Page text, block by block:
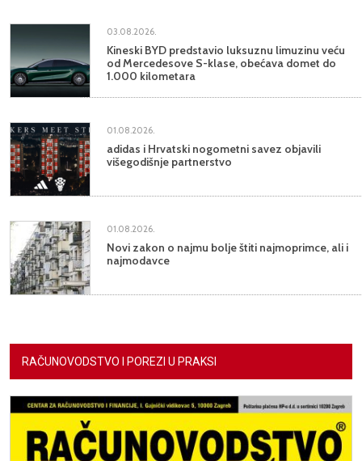
03.08.2026.
Kineski BYD predstavio luksuznu limuzinu veću
od Mercedesove S-klase, obećava domet do
1.000 kilometara
01.08.2026.
adidas i Hrvatski nogometni savez objavili
višegodišnje partnerstvo
01.08.2026.
Novi zakon o najmu bolje štiti najmoprimce, ali i
najmodavce
RAČUNOVODSTVO I POREZI U PRAKSI